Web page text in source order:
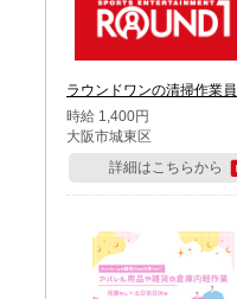
ラウンドワンの清掃作業員
時給 1,400円
大阪市城東区
詳細はこちらから